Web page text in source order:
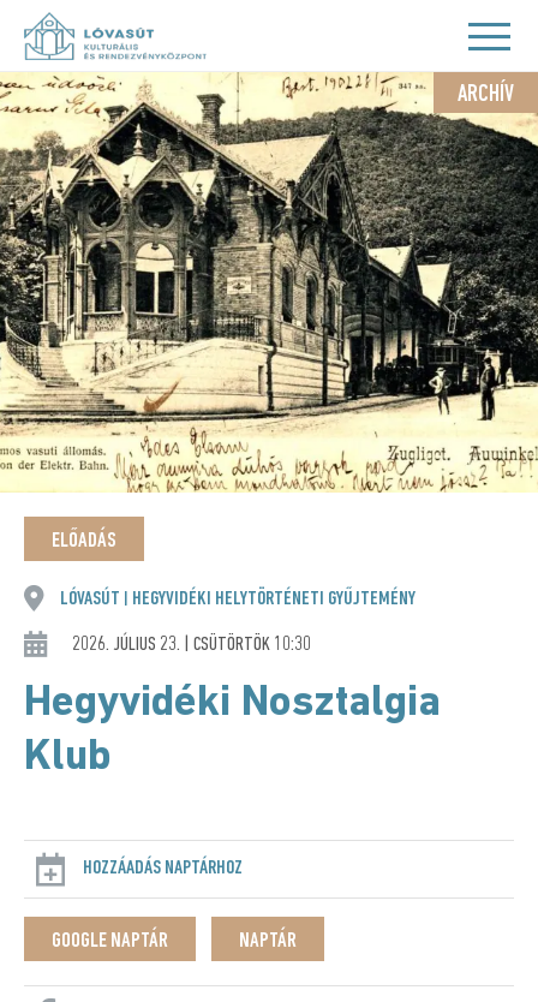
ARCHÍV
ELŐADÁS
LÓVASÚT HEGYVIDÉKI HELYTÖRTÉNETI GYŰJTEMÉNY
2026. JÚLIUS 23. | CSÜTÖRTÖK 10:30
Hegyvidéki Nosztalgia
Klub
HOZZÁADÁS NAPTÁRHOZ
GOOGLE NAPTÁR NAPTÁR